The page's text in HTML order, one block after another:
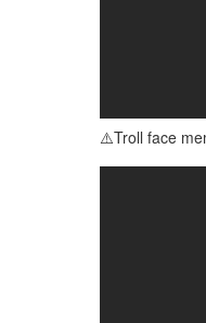
⚠️Troll face